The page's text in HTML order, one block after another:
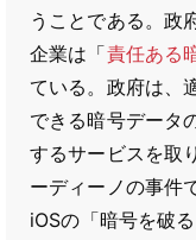
うことである。政
企業は「責任ある
ている。政府は、
できる暗号データ
するサービスを取
ーディーノの事件
iOSの「暗号を破